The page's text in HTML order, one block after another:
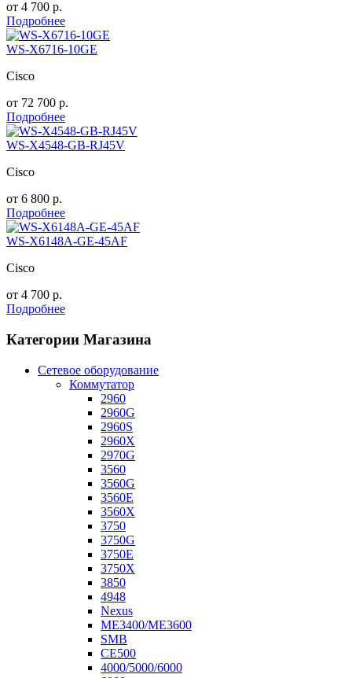
от 4 700 р.
Подробнее
WS-X6716-10GE
Cisco
от 72 700 р.
Подробнее
WS-X4548-GB-RJ45V
Cisco
от 6 800 р.
Подробнее
WS-X6148A-GE-45AF
Cisco
от 4 700 р.
Подробнее
Категории Магазина
Сетевое оборудование
Коммутатор
2960
2960G
2960S
2960X
2970G
3560
3560G
3560E
3560X
3750
3750G
3750E
3750X
3850
4948
Nexus
ME3400/ME3600
SMB
CE500
4000/5000/6000